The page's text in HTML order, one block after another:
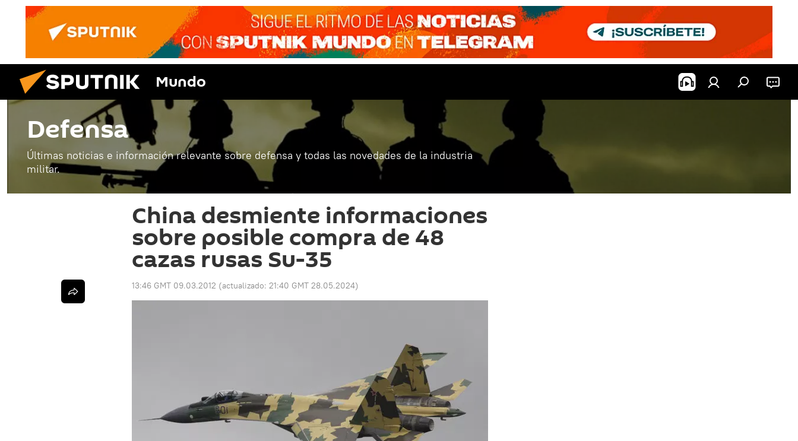
Mundo
Defensa
Últimas noticias e información relevante sobre defensa y todas las novedades de la industria
militar.
China desmiente informaciones
sobre posible compra de 48
cazas rusas Su-35
13:46 GMT 09.03.2012 (actualizado: 21:40 GMT 28.05.2024)